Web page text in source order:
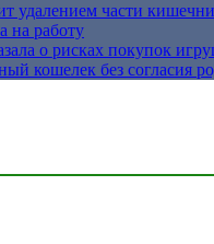
удалением части
на работу
о рисках покупок
кошелек без согласия